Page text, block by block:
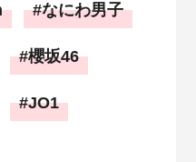
なにわ男子
櫻坂46
JO1